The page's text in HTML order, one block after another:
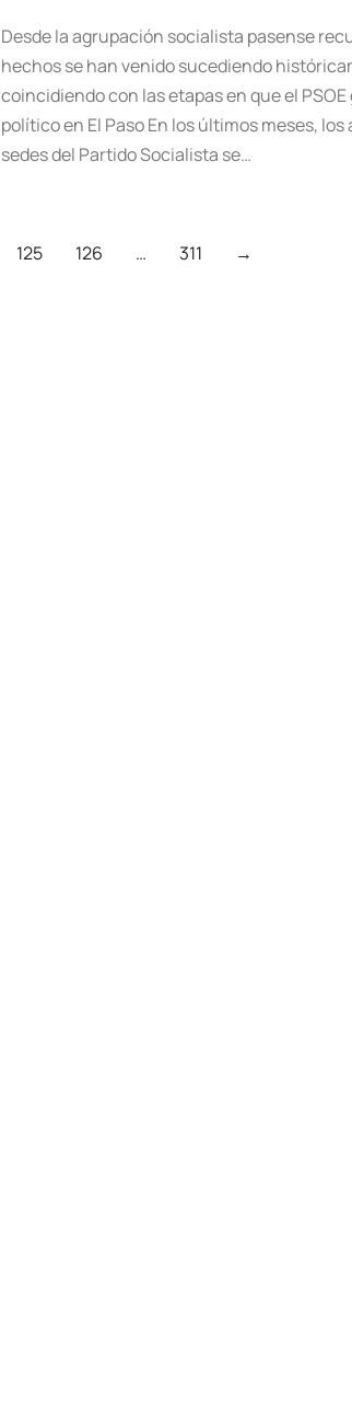
Desde la agrupación socialista pasense
hechos se han venido sucediendo
coincidiendo con las etapas en que el
político en El Paso En los últimos meses,
sedes del Partido Socialista se…
125 126 … 311 →